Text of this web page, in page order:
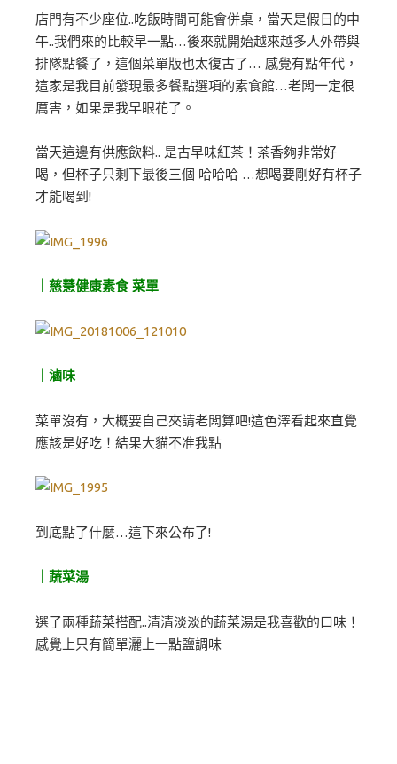
店門有不少座位..吃飯時間可能會併桌，當天是假日的中
午..我們來的比較早一點…後來就開始越來越多人外帶與
排隊點餐了，這個菜單版也太復古了… 感覺有點年代，
這家是我目前發現最多餐點選項的素食館…老闆一定很
厲害，如果是我早眼花了。
當天這邊有供應飲料.. 是古早味紅茶！茶香夠非常好
喝，但杯子只剩下最後三個 哈哈哈 …想喝要剛好有杯子
才能喝到!
｜慈慧健康素食 菜單
｜滷味
菜單沒有，大概要自己夾請老闆算吧!這色澤看起來直覺
應該是好吃！結果大貓不准我點
到底點了什麼…這下來公布了!
｜蔬菜湯
選了兩種蔬菜搭配..清清淡淡的蔬菜湯是我喜歡的口味！
感覺上只有簡單灑上一點鹽調味